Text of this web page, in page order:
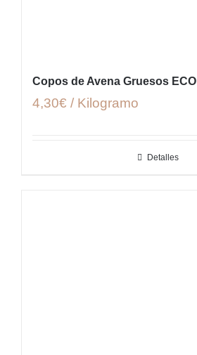
Copos de Avena Gruesos ECO
4,30€ / Kilogramo
Detalles